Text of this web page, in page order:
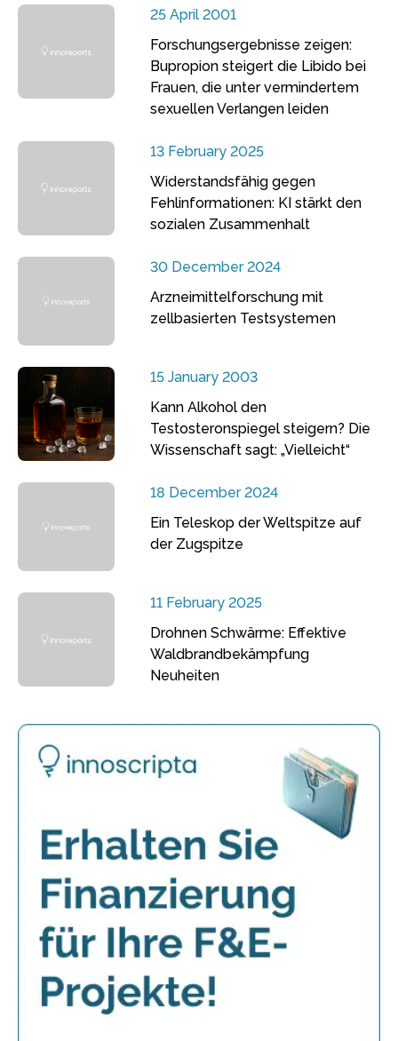
25 April 2001
Forschungsergebnisse zeigen:
Bupropion steigert die Libido bei
Frauen, die unter vermindertem
sexuellen Verlangen leiden
13 February 2025
Widerstandsfähig gegen
Fehlinformationen: KI stärkt den
sozialen Zusammenhalt
30 December 2024
Arzneimittelforschung mit
zellbasierten Testsystemen
15 January 2003
Kann Alkohol den
Testosteronspiegel steigern? Die
Wissenschaft sagt: „Vielleicht“
18 December 2024
Ein Teleskop der Weltspitze auf
der Zugspitze
11 February 2025
Drohnen Schwärme: Effektive
Waldbrandbekämpfung
Neuheiten